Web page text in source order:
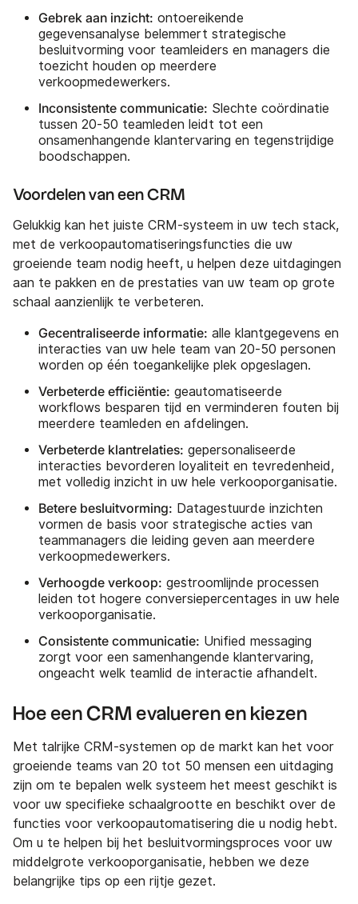
Gebrek aan inzicht: ontoereikende
gegevensanalyse belemmert strategische
besluitvorming voor teamleiders en managers die
toezicht houden op meerdere
verkoopmedewerkers.
Inconsistente communicatie: Slechte coördinatie
tussen 20-50 teamleden leidt tot een
onsamenhangende klantervaring en tegenstrijdige
boodschappen.
Voordelen van een CRM
Gelukkig kan het juiste CRM-systeem in uw tech stack,
met de verkoopautomatiseringsfuncties die uw
groeiende team nodig heeft, u helpen deze uitdagingen
aan te pakken en de prestaties van uw team op grote
schaal aanzienlijk te verbeteren.
Gecentraliseerde informatie: alle klantgegevens en
interacties van uw hele team van 20-50 personen
worden op één toegankelijke plek opgeslagen.
Verbeterde efficiëntie: geautomatiseerde
workflows besparen tijd en verminderen fouten bij
meerdere teamleden en afdelingen.
Verbeterde klantrelaties: gepersonaliseerde
interacties bevorderen loyaliteit en tevredenheid,
met volledig inzicht in uw hele verkooporganisatie.
Betere besluitvorming: Datagestuurde inzichten
vormen de basis voor strategische acties van
teammanagers die leiding geven aan meerdere
verkoopmedewerkers.
Verhoogde verkoop: gestroomlijnde processen
leiden tot hogere conversiepercentages in uw hele
verkooporganisatie.
Consistente communicatie: Unified messaging
zorgt voor een samenhangende klantervaring,
ongeacht welk teamlid de interactie afhandelt.
Hoe een CRM evalueren en kiezen
Met talrijke CRM-systemen op de markt kan het voor
groeiende teams van 20 tot 50 mensen een uitdaging
zijn om te bepalen welk systeem het meest geschikt is
voor uw specifieke schaalgrootte en beschikt over de
functies voor verkoopautomatisering die u nodig hebt.
Om u te helpen bij het besluitvormingsproces voor uw
middelgrote verkooporganisatie, hebben we deze
belangrijke tips op een rijtje gezet.